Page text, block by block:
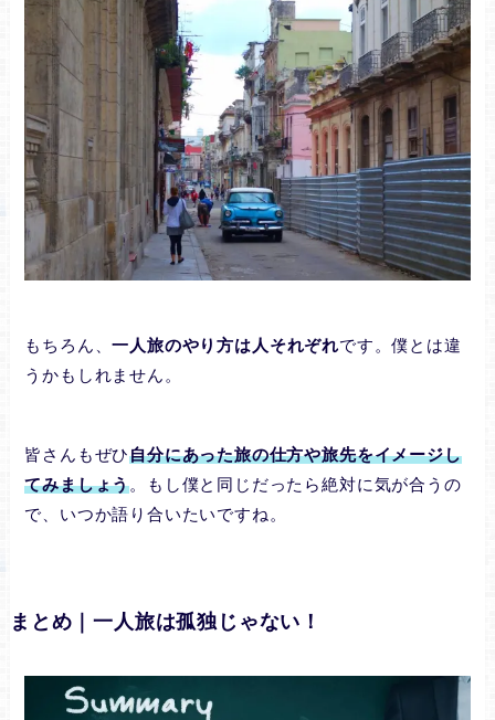
もちろん、一人旅のやり方は人それぞれです。僕とは違
うかもしれません。
皆さんもぜひ自分にあった旅の仕方や旅先をイメージし
てみましょう。もし僕と同じだったら絶対に気が合うの
で、いつか語り合いたいですね。
まとめ｜一人旅は孤独じゃない！